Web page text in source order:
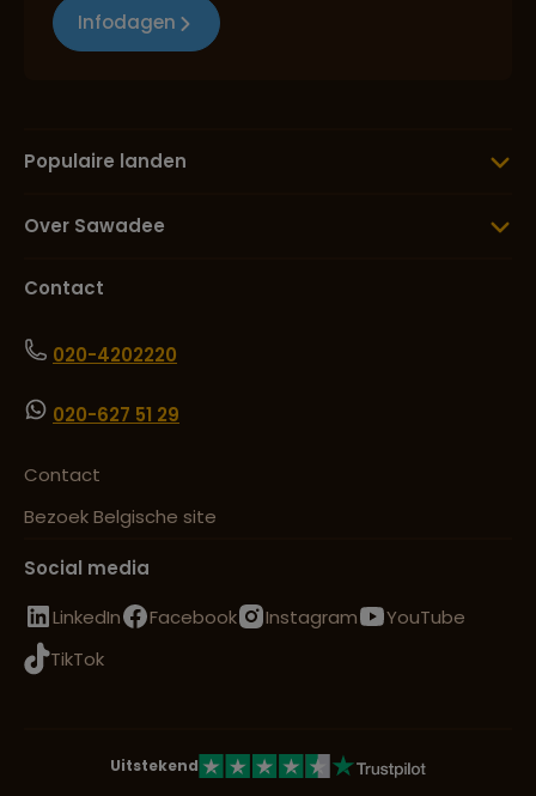
Infodagen
Populaire landen
Over Sawadee
Contact
020-4202220
020-627 51 29
Contact
Bezoek Belgische site
Social media
LinkedIn
Facebook Instagram
YouTube
TikTok
Uitstekend